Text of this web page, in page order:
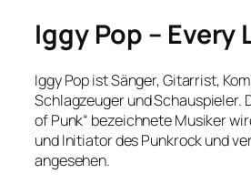
Iggy Pop – Every
Iggy Pop ist Sänger, Gitarrist,
Schlagzeuger und Schauspieler.
of Punk“ bezeichnete Musiker
und Initiator des Punkrock und
angesehen.